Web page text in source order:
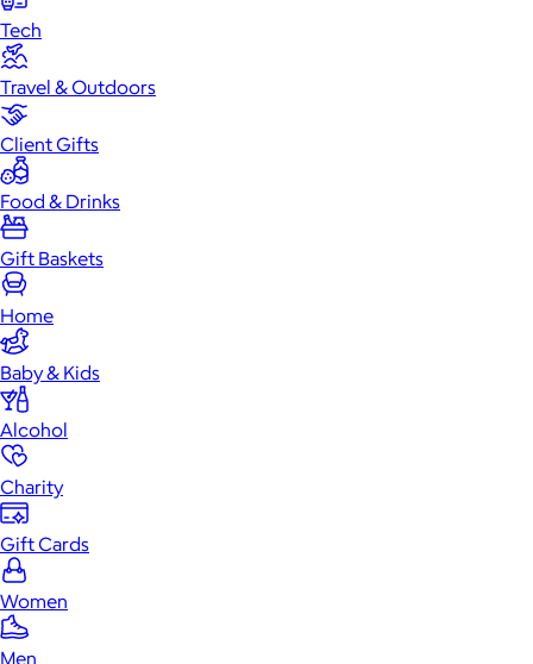
Tech
Travel & Outdoors
Client Gifts
Food & Drinks
Gift Baskets
Home
Baby & Kids
Alcohol
Charity
Gift Cards
Women
Men